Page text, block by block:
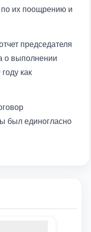
по их поощрению и
председателя
о выполнении
как
был единогласно